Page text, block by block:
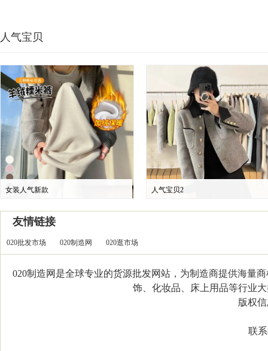
人气宝贝
女装人气新款 人气宝贝2
友情链接
020批发市场 020制造网 020逛市场
020制造网是全球专业的货源批发网站，为制造商提供海量
饰、化妆品、床上用品等行业
版权信
联